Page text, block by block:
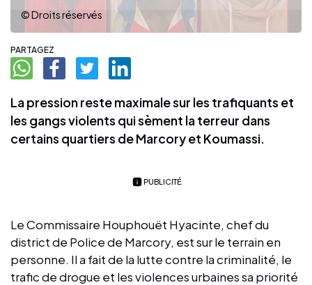
© Droits réservés
PARTAGEZ
La pression reste maximale sur les trafiquants et
les gangs violents qui sèment la terreur dans
certains quartiers de Marcory et Koumassi.
PUBLICITÉ
Le Commissaire Houphouët Hyacinte, chef du
district de Police de Marcory, est sur le terrain en
personne. Il a fait de la lutte contre la criminalité, le
trafic de drogue et les violences urbaines sa priorité